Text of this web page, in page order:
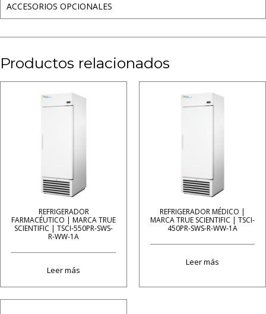
ACCESORIOS OPCIONALES
Productos relacionados
REFRIGERADOR
FARMACÉUTICO | MARCA TRUE
SCIENTIFIC | TSCI-550PR-SWS-
R-WW-1A
Leer más
REFRIGERADOR MÉDICO |
MARCA TRUE SCIENTIFIC | TSCI-
450PR-SWS-R-WW-1A
Leer más